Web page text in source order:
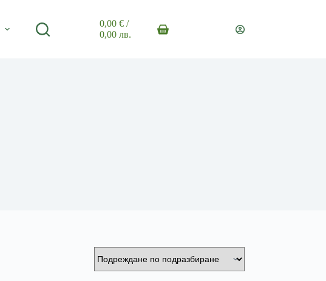
Shopping
0,00 €/
0,00 лв.